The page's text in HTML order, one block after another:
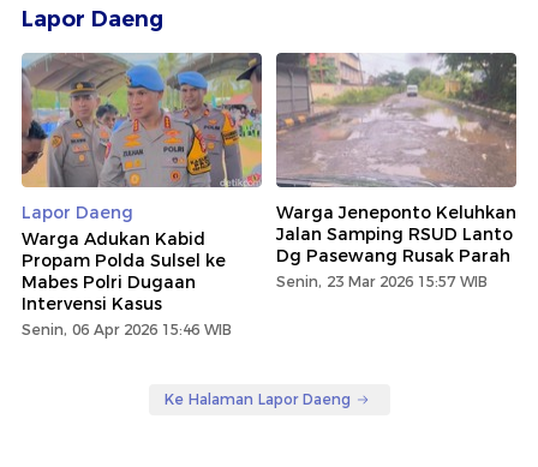
Lapor Daeng
Lapor Daeng
Warga Adukan Kabid
Propam Polda Sulsel ke
Mabes Polri Dugaan
Intervensi Kasus
Senin, 06 Apr 2026 15:46 WIB
Warga Jeneponto Keluhkan
Jalan Samping RSUD Lanto
Dg Pasewang Rusak Parah
Senin, 23 Mar 2026 15:57 WIB
Ke Halaman Lapor Daeng